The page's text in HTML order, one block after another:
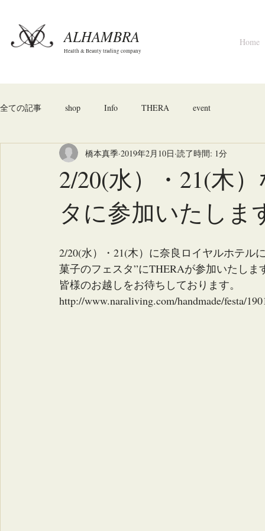
ALHAMBRA
Health & Beauty trading company
Home
全ての記事 shop Info THERA event
2/20(水）・21(木
タに参加いたしま
橋本真季 2019年2月10日 読了時間: 1分
2/20(水）・21(木）に奈良ロイヤルホテル
菓子のフェスタ”にTHERAが参加いたしま
皆様のお越しをお待ちしております。
http://www.naraliving.com/handmade/festa/